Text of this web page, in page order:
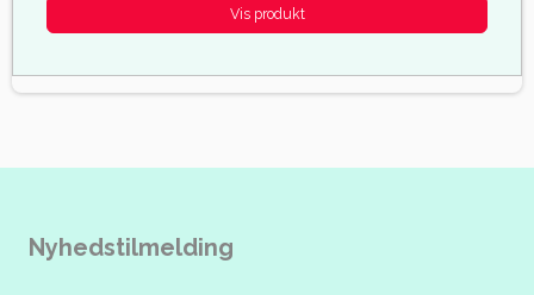
Vis produkt
Nyhedstilmelding